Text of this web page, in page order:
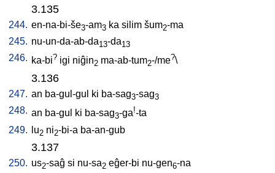
3.135
244. en-na-bi-še3-am3 ka silim šum2-ma
245. nu-un-da-ab-da13-da13
246. ka-bi? igi niĝin2 ma-ab-tum2-/me?\
3.136
247. an ba-gul-gul ki ba-sag3-sag3
248. an ba-gul ki ba-sag3-ga!-ta
249.
lu2 ni2-bi-a ba-an-gub
3.137
250. us2-saĝ si nu-sa2 eĝer-bi nu-gen6-na